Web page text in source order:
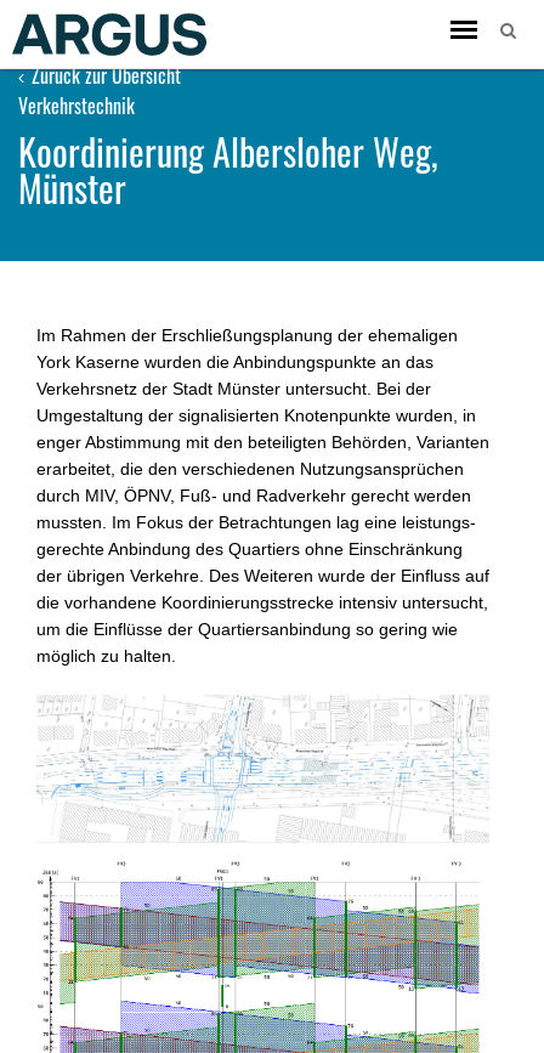
Toggle
Zurück zur Übersicht
Verkehrstechnik
Koordinierung Albersloher Weg,
Münster
Im Rahmen der Erschließungsplanung der ehemaligen
York Kaser­ne wurden die Anbindungspunkte an das
Verkehrsnetz der Stadt Mün­ster untersucht. Bei der
Umgestaltung der signalisierten Knotenpunkte wurden, in
enger Abstimmung mit den beteiligten Be­hörden, Varianten
erarbeitet, die den verschiedenen Nut­zungs­ansprüchen
durch MIV, ÖPNV, Fuß- und Radverkehr ge­recht wer­den
mussten. Im Fokus der Betrachtungen lag eine leis­tungs­
ge­rechte Anbindung des Quartiers ohne Einschränkung
der übrigen Verkehre. Des Weiteren wurde der Einfluss auf
die vorhan­dene Ko­ordinierungsstrecke intensiv untersucht,
um die Einflüsse der Quartiersanbindung so gering wie
möglich zu halten.